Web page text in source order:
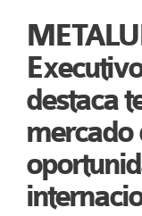
Abrangência
Contribuição Sindical
Acervo
Prestação de Contas
Central de
Links
Agenda
destaca
mercado